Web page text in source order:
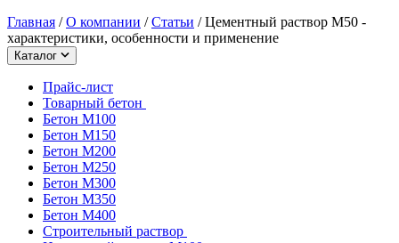
Главная /О компании /Статьи /Цементный раствор М50 -
характеристики, особенности и применение
Каталог
Прайс-лист
Товарный бетон
Бетон М100
Бетон М150
Бетон М200
Бетон М250
Бетон М300
Бетон М350
Бетон М400
Строительный раствор